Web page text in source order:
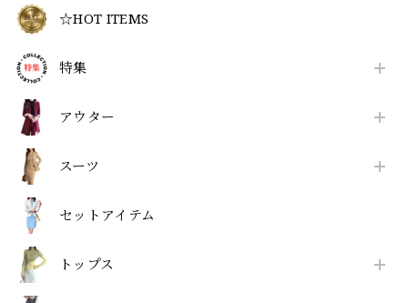
☆HOT ITEMS
特集
アウター
スーツ
セットアイテム
トップス